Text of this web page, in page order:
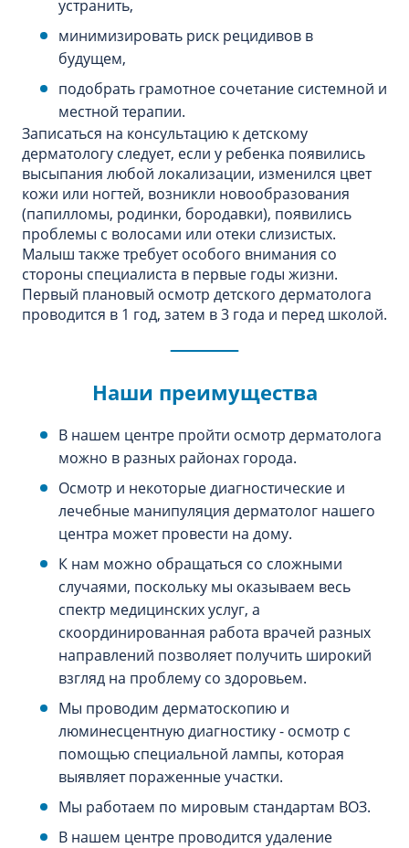
устранить,
минимизировать риск рецидивов в
будущем,
подобрать грамотное сочетание системной и
местной терапии.
Записаться на консультацию к детскому
дерматологу следует, если у ребенка появились
высыпания любой локализации, изменился цвет
кожи или ногтей, возникли новообразования
(папилломы, родинки, бородавки), появились
проблемы с волосами или отеки слизистых.
Малыш также требует особого внимания со
стороны специалиста в первые годы жизни.
Первый плановый осмотр детского дерматолога
проводится в 1 год, затем в 3 года и перед школой.
Наши преимущества
В нашем центре пройти осмотр дерматолога
можно в разных районах города.
Осмотр и некоторые диагностические и
лечебные манипуляция дерматолог нашего
центра может провести на дому.
К нам можно обращаться со сложными
случаями, поскольку мы оказываем весь
спектр медицинских услуг, а
скоординированная работа врачей разных
направлений позволяет получить широкий
взгляд на проблему со здоровьем.
Мы проводим дерматоскопию и
люминесцентную диагностику - осмотр с
помощью специальной лампы, которая
выявляет пораженные участки.
Мы работаем по мировым стандартам ВОЗ.
В нашем центре проводится удаление